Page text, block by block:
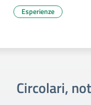
Esperienze
Circolari,